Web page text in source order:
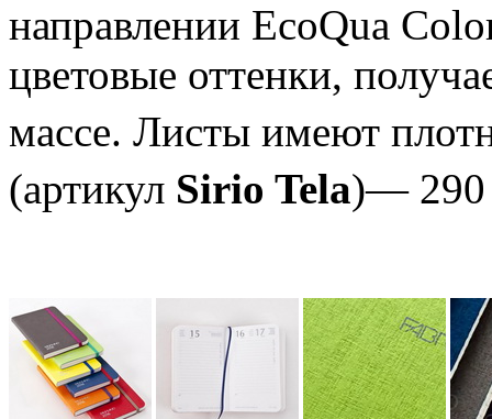
направлении EcoQua
цветовые оттенки,
массе. Листы имеют
(артикул Sirio Tela)— 290